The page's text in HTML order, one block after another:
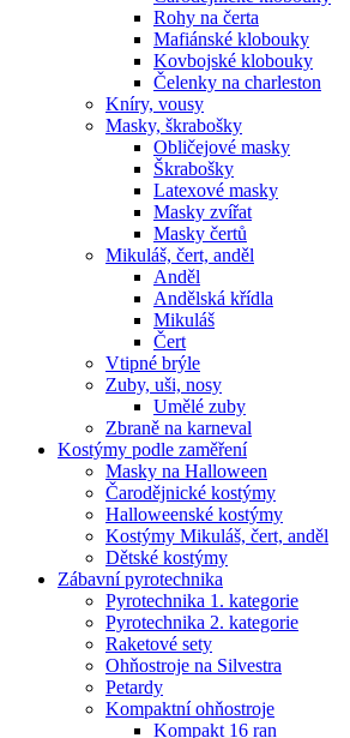
Rohy na čerta
Mafiánské klobouky
Kovbojské klobouky
Čelenky na charleston
Kníry, vousy
Masky, škrabošky
Obličejové masky
Škrabošky
Latexové masky
Masky zvířat
Masky čertů
Mikuláš, čert, anděl
Anděl
Andělská křídla
Mikuláš
Čert
Vtipné brýle
Zuby, uši, nosy
Umělé zuby
Zbraně na karneval
Kostýmy podle zaměření
Masky na Halloween
Čarodějnické kostýmy
Halloweenské kostýmy
Kostýmy Mikuláš, čert, anděl
Dětské kostýmy
Zábavní pyrotechnika
Pyrotechnika 1. kategorie
Pyrotechnika 2. kategorie
Raketové sety
Ohňostroje na Silvestra
Petardy
Kompaktní ohňostroje
Kompakt 16 ran